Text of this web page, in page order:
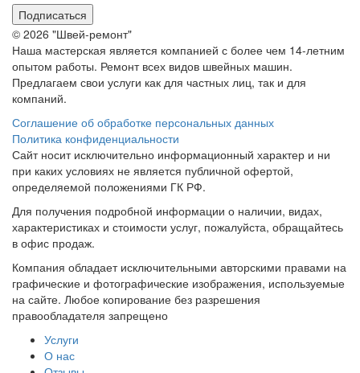
Подписаться
© 2026 "Швей-ремонт"
Наша мастерская является компанией с более чем 14-летним
опытом работы. Ремонт всех видов швейных машин.
Предлагаем свои услуги как для частных лиц, так и для
компаний.
Соглашение об обработке персональных данных
Политика конфиденциальности
Сайт носит исключительно информационный характер и ни
при каких условиях не является публичной офертой,
определяемой положениями ГК РФ.
Для получения подробной информации о наличии, видах,
характеристиках и стоимости услуг, пожалуйста, обращайтесь
в офис продаж.
Компания обладает исключительными авторскими правами на
графические и фотографические изображения, используемые
на сайте. Любое копирование без разрешения
правообладателя запрещено
Услуги
О нас